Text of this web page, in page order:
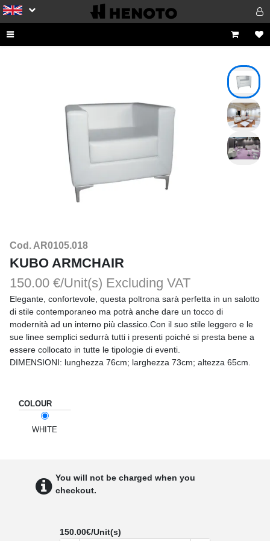
Cod. AR0105.018
KUBO ARMCHAIR
150.00 €/Unit(s) Excluding VAT
Elegante, confortevole, questa poltrona sarà perfetta in un salotto
di stile contemporaneo ma potrà anche dare un tocco di
modernità ad un interno più classico.Con il suo stile leggero e le
sue linee semplici sedurrà tutti i presenti poiché si presta bene a
essere collocato in tutte le tipologie di eventi.
DIMENSIONI: lunghezza 76cm; larghezza 73cm; altezza 65cm.
COLOUR
WHITE
You will not be charged when you
checkout.
150.00€/Unit(s)